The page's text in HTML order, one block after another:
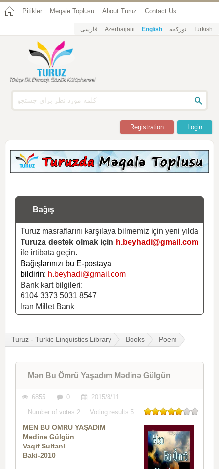
Pitiklər Məqalə Toplusu About Turuz Contact Us
فارسی Azerbaijani English تورکجه Turkish
Login
Registration
Bağış
Turuz masraflarını karşılaya bilmemiz için yeni yılda
Turuza destek olmak için h.beyhadi@gmail.com
ile irtibata geçin.
Bağışlarınızı bu E-postaya
bildirin: h.beyhadi@gmail.com
Bank kart bilgileri:
6104 3373 5031 8547
Iran Millet Bank
Turuz - Turkic Linguistics Library Books Poem
Mən Bu Ömrü Yaşadım Mədinə Gülgün
6855 0 2015/8/11
Number of votes 2 Voting results 5
MEN BU ÖMRÜ YAŞADIM
Medine Gülgün
Vaqif Sultanli
Baki-2010